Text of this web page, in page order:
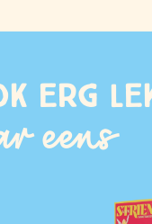
erg
eens